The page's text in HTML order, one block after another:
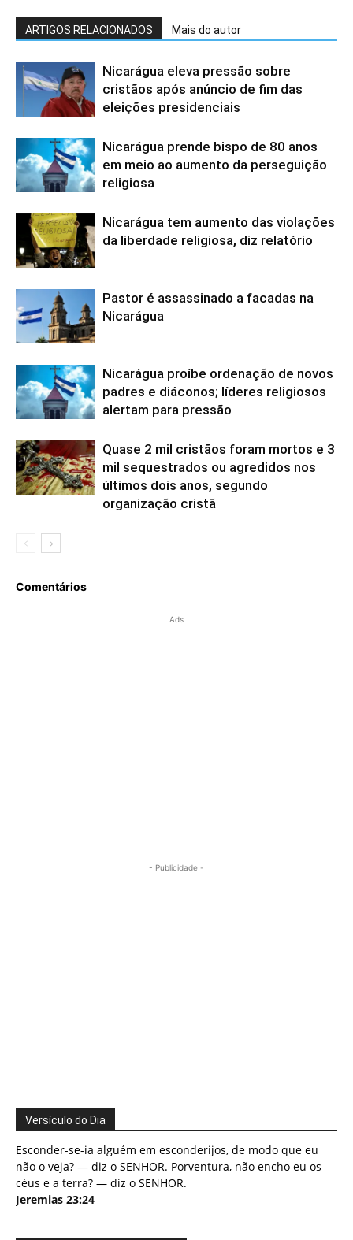
ARTIGOS RELACIONADOS Mais do autor
Nicarágua eleva pressão sobre
cristãos após anúncio de fim das
eleições presidenciais
Nicarágua prende bispo de 80 anos
em meio ao aumento da perseguição
religiosa
Nicarágua tem aumento das violações
da liberdade religiosa, diz relatório
Pastor é assassinado a facadas na
Nicarágua
Nicarágua proíbe ordenação de novos
padres e diáconos; líderes religiosos
alertam para pressão
Quase 2 mil cristãos foram mortos e 3
mil sequestrados ou agredidos nos
últimos dois anos, segundo
organização cristã
Comentários
Ads
- Publicidade -
Versículo do Dia
Esconder-se-ia alguém em esconderijos, de modo que eu
não o veja? — diz o SENHOR. Porventura, não encho eu os
céus e a terra? — diz o SENHOR.
Jeremias 23:24